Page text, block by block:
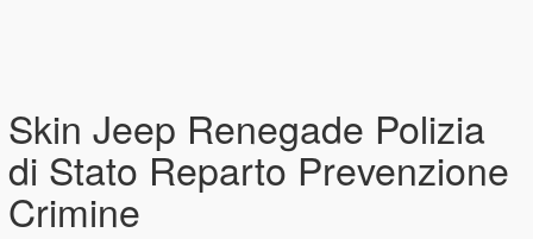
Skin Jeep Renegade Polizia
di Stato Reparto Prevenzione
Crimine